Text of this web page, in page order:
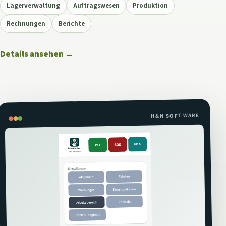
Lagerverwaltung Auftragswesen Produktion
Rechnungen Berichte
Details ansehen →
H&N SOFTWARE